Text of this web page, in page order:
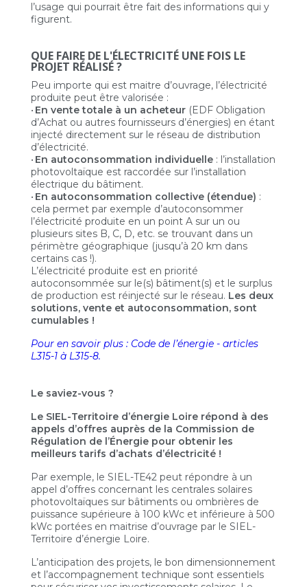
l’usage qui pourrait être fait des informations qui y
figurent.
QUE FAIRE DE L'ÉLECTRICITÉ UNE FOIS LE
PROJET RÉALISÉ ?
Peu importe qui est maitre d’ouvrage, l’électricité
produite peut être valorisée :
• En vente totale à un acheteur(EDF Obligation
d’Achat ou autres fournisseurs d’énergies) en étant
injecté directement sur le réseau de distribution
d’électricité.
• En autoconsommation individuelle: l’installation
photovoltaïque est raccordée sur l’installation
électrique du bâtiment.
• En autoconsommation collective (étendue) :
cela permet par exemple d’autoconsommer
l’électricité produite en un point A sur un ou
plusieurs sites B, C, D, etc. se trouvant dans un
périmètre géographique (jusqu’à 20 km dans
certains cas !).
L’électricité produite est en priorité
autoconsommée sur le(s) bâtiment(s) et le surplus
de production est réinjecté sur le réseau. Les deux
solutions, vente et autoconsommation, sont
cumulables !
Pour en savoir plus : Code de l’énergie - articles
L315-1 à L315-8.
Le saviez-vous ?
Le SIEL-Territoire d’énergie Loire répond à des
appels d’offres auprès de la Commission de
Régulation de l’Énergie pour obtenir les
meilleurs tarifs d’achats d’électricité !
Par exemple, le SIEL-TE42 peut répondre à un
appel d’offres concernant les centrales solaires
photovoltaïques sur bâtiments ou ombrières de
puissance supérieure à 100 kWc et inférieure à 500
kWc portées en maitrise d’ouvrage par le SIEL-
Territoire d’énergie Loire.
L’anticipation des projets, le bon dimensionnement
et l’accompagnement technique sont essentiels